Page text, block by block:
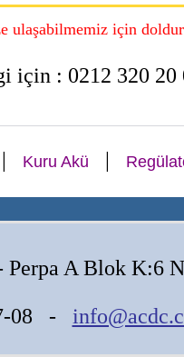
ulaşabilmemiz için
için : 0212 320 20
Kuru Akü |
Perpa A Blok K:6
08 -